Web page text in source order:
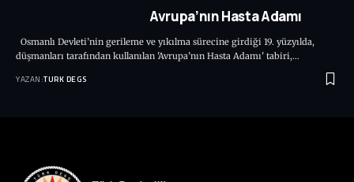
Avrupa’nın Hasta Adamı
Osmanlı Devleti’nin gerileme ve yıkılma sürecine girdiği 19. yüzyılda,
düşmanları tarafından kullanılan 'Avrupa’nın Hasta Adamı' tabiri,…
YAZAN:TURK DEGS